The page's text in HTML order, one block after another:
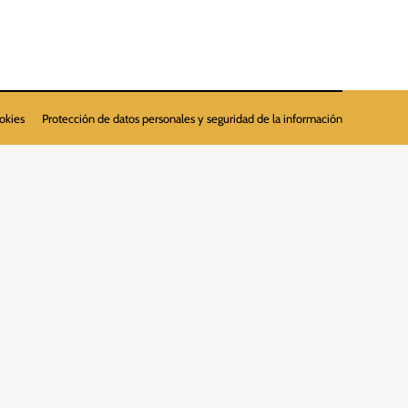
Protección de datos personales y seguridad de la información